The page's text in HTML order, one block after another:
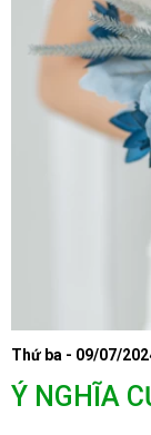
Thứ ba - 09/07/
Ý NGHĨA